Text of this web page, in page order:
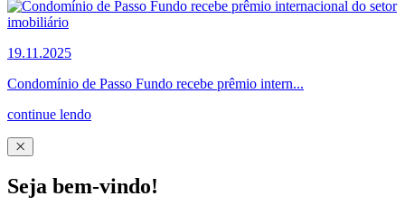
19.11.2025
Condomínio de Passo Fundo recebe prêmio intern...
continue lendo
Seja bem-vindo!